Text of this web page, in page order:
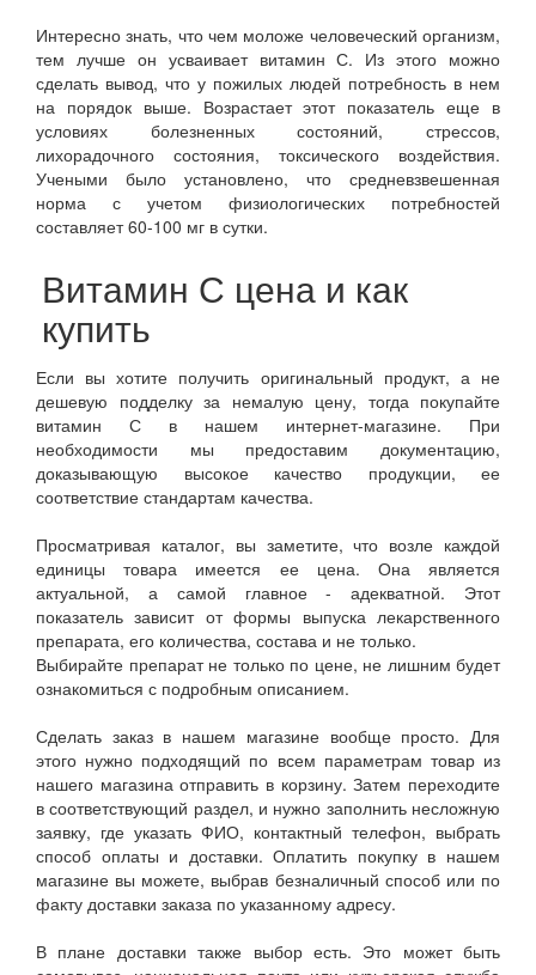
Интересно знать, что чем моложе человеческий организм,
тем лучше он усваивает витамин С. Из этого можно
сделать вывод, что у пожилых людей потребность в нем
на порядок выше. Возрастает этот показатель еще в
условиях болезненных состояний, стрессов,
лихорадочного состояния, токсического воздействия.
Учеными было установлено, что средневзвешенная
норма с учетом физиологических потребностей
составляет 60-100 мг в сутки.
Витамин С цена и как
купить
Если вы хотите получить оригинальный продукт, а не
дешевую подделку за немалую цену, тогда покупайте
витамин С в нашем интернет-магазине. При
необходимости мы предоставим документацию,
доказывающую высокое качество продукции, ее
соответствие стандартам качества.
Просматривая каталог, вы заметите, что возле каждой
единицы товара имеется ее цена. Она является
актуальной, а самой главное - адекватной. Этот
показатель зависит от формы выпуска лекарственного
препарата, его количества, состава и не только.
Выбирайте препарат не только по цене, не лишним будет
ознакомиться с подробным описанием.
Сделать заказ в нашем магазине вообще просто. Для
этого нужно подходящий по всем параметрам товар из
нашего магазина отправить в корзину. Затем переходите
в соответствующий раздел, и нужно заполнить несложную
заявку, где указать ФИО, контактный телефон, выбрать
способ оплаты и доставки. Оплатить покупку в нашем
магазине вы можете, выбрав безналичный способ или по
факту доставки заказа по указанному адресу.
В плане доставки также выбор есть. Это может быть